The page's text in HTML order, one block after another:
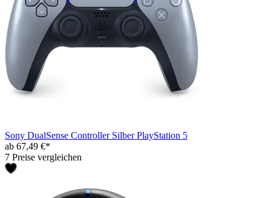
Sony DualSense Controller Silber PlayStation 5
ab 67,49 €*
7 Preise vergleichen